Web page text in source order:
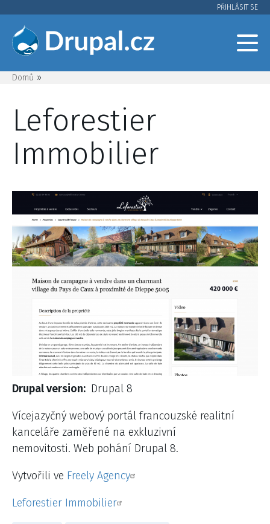
hlavnímu
obsahu
account
menu
PŘIHLÁSIT SE
navigace
Domů
Leforestier
Immobilier
Drupal version Drupal 8
Vícejazyčný webový portál francouzské realitní
kanceláře zaměřené na exkluzivní
nemovitosti. Web pohání Drupal 8.
Vytvořili ve Freely Agency
Leforestier Immobilier